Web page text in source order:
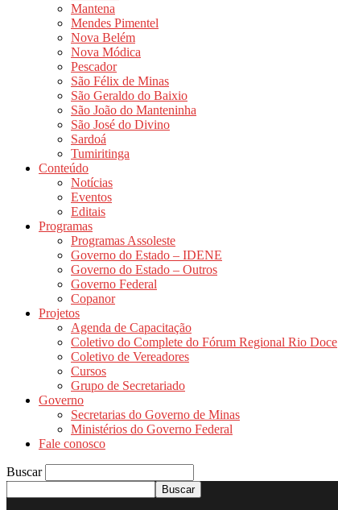
Mantena
Mendes Pimentel
Nova Belém
Nova Módica
Pescador
São Félix de Minas
São Geraldo do Baixio
São João do Manteninha
São José do Divino
Sardoá
Tumiritinga
Conteúdo
Notícias
Eventos
Editais
Programas
Programas Assoleste
Governo do Estado – IDENE
Governo do Estado – Outros
Governo Federal
Copanor
Projetos
Agenda de Capacitação
Coletivo do Complete do Fórum Regional Rio Doce
Coletivo de Vereadores
Cursos
Grupo de Secretariado
Governo
Secretarias do Governo de Minas
Ministérios do Governo Federal
Fale conosco
Buscar